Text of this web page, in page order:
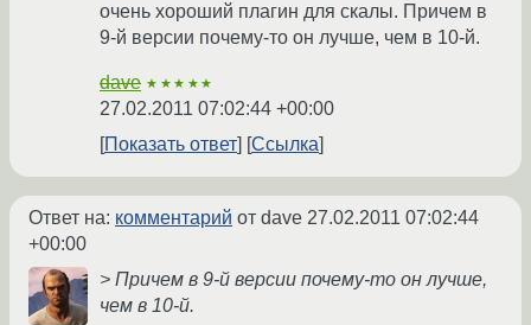
очень хороший плагин для скалы. Причем в
9-й версии почему-то он лучше, чем в 10-й.
dave ★★★★★
27.02.2011 07:02:44 +00:00
Показать ответ
Ссылка
Ответ на: комментарий от dave 27.02.2011 07:02:44
+00:00
> Причем в 9-й версии почему-то он лучше,
чем в 10-й.